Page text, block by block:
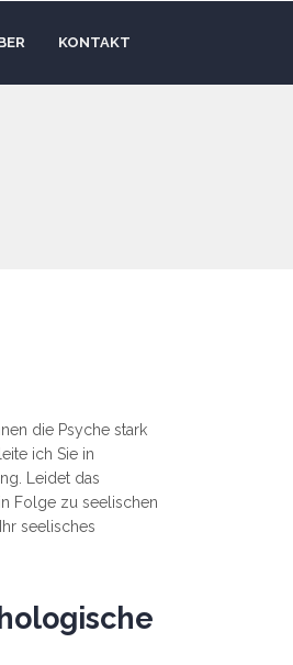
KONTAKT
die Psyche stark
ich Sie in
Leidet das
Folge zu seelischen
seelisches